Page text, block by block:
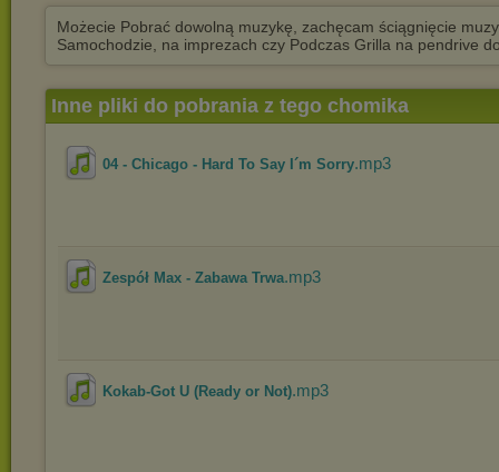
Możecie Pobrać dowolną muzykę, zachęcam ściągnięcie
Samochodzie, na imprezach czy Podczas Grilla na pendrive
Inne pliki do pobrania z tego chomika
04 - Chicago - Hard To Say I´m Sorry.mp3
Zespół Max - Zabawa Trwa.mp3
Kokab-Got U (Ready or Not).mp3